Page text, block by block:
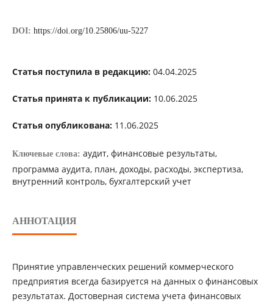
DOI: https://doi.org/10.25806/uu-5227
Статья поступила в редакцию:04.04.2025
Статья принята к публикации:10.06.2025
Статья опубликована:11.06.2025
Ключевые слова: аудит, финансовые результаты,
программа аудита, план, доходы, расходы, экспертиза,
внутренний контроль, бухгалтерский учет
АННОТАЦИЯ
Принятие управленческих решений коммерческого
предприятия всегда базируется на данных о финансовых
результатах. Достоверная система учета финансовых